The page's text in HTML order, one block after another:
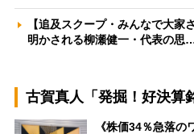
【追及スクープ・みんなで大家
明かされる柳瀬健一・代表の思
古賀真人「発掘！好決算
《株価34％急落の